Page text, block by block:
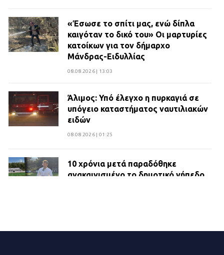
«Έσωσε το σπίτι μας, ενώ δίπλα
καιγόταν το δικό του» Οι μαρτυρίες
κατοίκων για τον δήμαρχο
Μάνδρας-Ειδυλλίας
08.08.2026 | 13:03
Άλιμος: Υπό έλεγχο η πυρκαγιά σε
υπόγειο καταστήματος ναυτιλιακών
ειδών
08.08.2026 | 01:25
10 χρόνια μετά παραδόθηκε
ανακαινισμένο το δημοτικό γήπεδο
ΔΗΜΟΣ ΜΑΝΔΡΑΣ ΕΙΔΥΛΛΙΑΣ: